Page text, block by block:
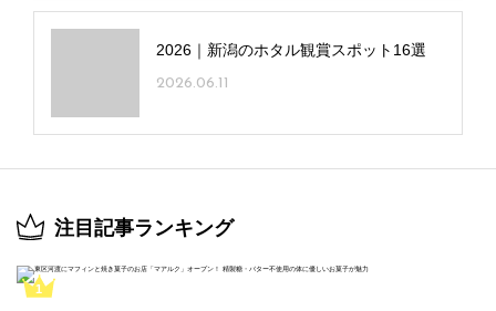
2026｜新潟のホタル観賞スポット16選
2026.06.11
注目記事ランキング